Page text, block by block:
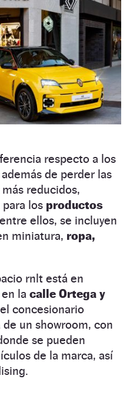
respecto a los
de perder las
reducidos,
los productos
entre ellos, se incluyen
miniatura, ropa,
rnlt está en
la calle Ortega y
concesionario
un showroom, con
se pueden
de la marca, así